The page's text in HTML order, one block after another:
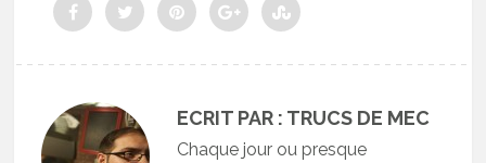
ECRIT PAR : TRUCS DE MEC
Chaque jour ou presque